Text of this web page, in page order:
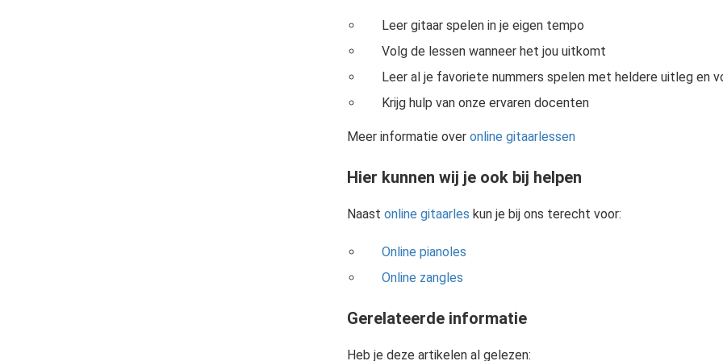
Leer gitaar spelen in je eigen tempo
Volg de lessen wanneer het jou uitkomt
Leer al je favoriete nummers spelen met heldere uitleg en
Krijg hulp van onze ervaren docenten
Meer informatie over online gitaarlessen
Hier kunnen wij je ook bij helpen
Naast online gitaarles kun je bij ons terecht voor:
Online pianoles
Online zangles
Gerelateerde informatie
Heb je deze artikelen al gelezen: